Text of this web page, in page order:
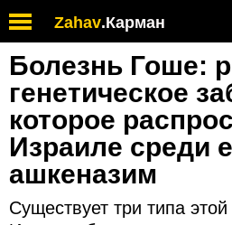
Zahav.Карман
Болезнь Гоше:
генетическое
которое
Израиле среди
ашкеназим
Существует три типа